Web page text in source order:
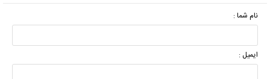
نام شما :
ایمیل :